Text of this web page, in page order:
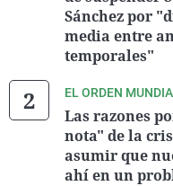
Sánchez por
media entre
temporales"
EL ORDEN
Las razones
nota" de la
asumir que
ahí en un